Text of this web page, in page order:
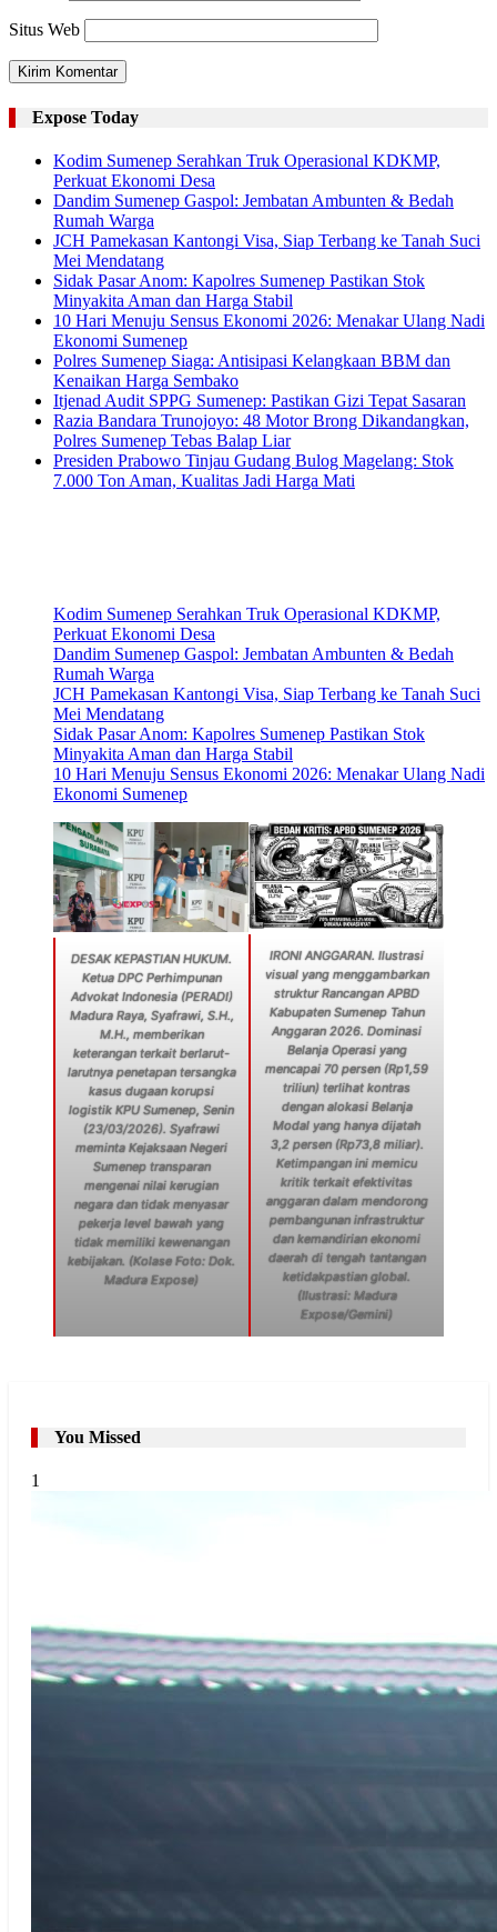
Situs Web
Expose Today
Kodim Sumenep Serahkan Truk Operasional KDKMP,
Perkuat Ekonomi Desa
Dandim Sumenep Gaspol: Jembatan Ambunten & Bedah
Rumah Warga
JCH Pamekasan Kantongi Visa, Siap Terbang ke Tanah Suci
Mei Mendatang
Sidak Pasar Anom: Kapolres Sumenep Pastikan Stok
Minyakita Aman dan Harga Stabil
10 Hari Menuju Sensus Ekonomi 2026: Menakar Ulang Nadi
Ekonomi Sumenep
Polres Sumenep Siaga: Antisipasi Kelangkaan BBM dan
Kenaikan Harga Sembako
Itjenad Audit SPPG Sumenep: Pastikan Gizi Tepat Sasaran
Razia Bandara Trunojoyo: 48 Motor Brong Dikandangkan,
Polres Sumenep Tebas Balap Liar
Presiden Prabowo Tinjau Gudang Bulog Magelang: Stok
7.000 Ton Aman, Kualitas Jadi Harga Mati
Kodim Sumenep Serahkan Truk Operasional KDKMP,
Perkuat Ekonomi Desa
Dandim Sumenep Gaspol: Jembatan Ambunten & Bedah
Rumah Warga
JCH Pamekasan Kantongi Visa, Siap Terbang ke Tanah Suci
Mei Mendatang
Sidak Pasar Anom: Kapolres Sumenep Pastikan Stok
Minyakita Aman dan Harga Stabil
10 Hari Menuju Sensus Ekonomi 2026: Menakar Ulang Nadi
Ekonomi Sumenep
DESAK KEPASTIAN HUKUM.
Ketua DPC Perhimpunan
Advokat Indonesia (PERADI)
Madura Raya, Syafrawi, S.H.,
M.H., memberikan
keterangan terkait berlarut-
larutnya penetapan tersangka
kasus dugaan korupsi
logistik KPU Sumenep, Senin
(23/03/2026). Syafrawi
meminta Kejaksaan Negeri
Sumenep transparan
mengenai nilai kerugian
negara dan tidak menyasar
pekerja level bawah yang
tidak memiliki kewenangan
kebijakan. (Kolase Foto: Dok.
Madura Expose)
IRONI ANGGARAN. Ilustrasi
visual yang menggambarkan
struktur Rancangan APBD
Kabupaten Sumenep Tahun
Anggaran 2026. Dominasi
Belanja Operasi yang
mencapai 70 persen (Rp1,59
triliun) terlihat kontras
dengan alokasi Belanja
Modal yang hanya dijatah
3,2 persen (Rp73,8 miliar).
Ketimpangan ini memicu
kritik terkait efektivitas
anggaran dalam mendorong
pembangunan infrastruktur
dan kemandirian ekonomi
daerah di tengah tantangan
ketidakpastian global.
(Ilustrasi: Madura
Expose/Gemini)
You Missed
1